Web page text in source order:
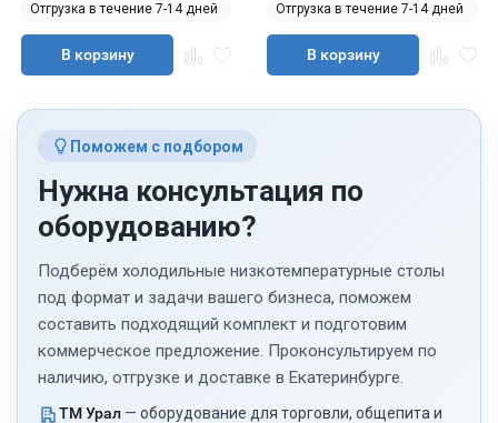
Отгрузка в течение 7-14 дней
В корзину
Отгрузка в течение 7-14 дней
В корзину
Поможем с подбором
Нужна консультация по
оборудованию?
Подберём холодильные низкотемпературные столы
под формат и задачи вашего бизнеса, поможем
составить подходящий комплект и подготовим
коммерческое предложение. Проконсультируем по
наличию, отгрузке и доставке в Екатеринбурге.
ТМ Урал — оборудование для торговли, общепита и